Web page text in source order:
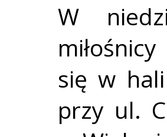
W
się w
przy ul.